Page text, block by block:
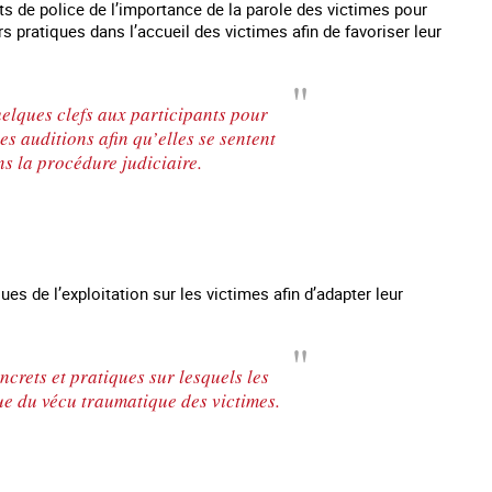
de police de l’importance de la parole des victimes pour
pratiques dans l’accueil des victimes afin de favoriser leur
clefs aux participants pour
auditions afin qu’elles se sentent
la procédure judiciaire.
de l’exploitation sur les victimes afin d’adapter leur
et pratiques sur lesquels les
du vécu traumatique des victimes.